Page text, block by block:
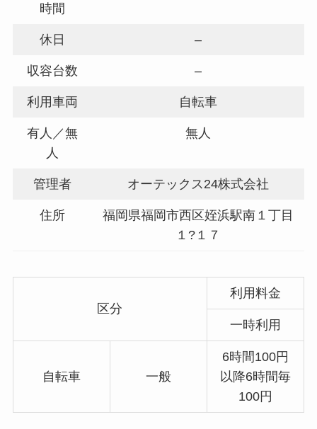
時間
休日 –
収容台数 –
利用車両 自転車
有人／無
人
無人
管理者 オーテックス24株式会社
住所
福岡県福岡市西区姪浜駅南１丁目
１?１７
区分
利用料金
一時利用
自転車 一般
6時間100円
以降6時間毎
100円